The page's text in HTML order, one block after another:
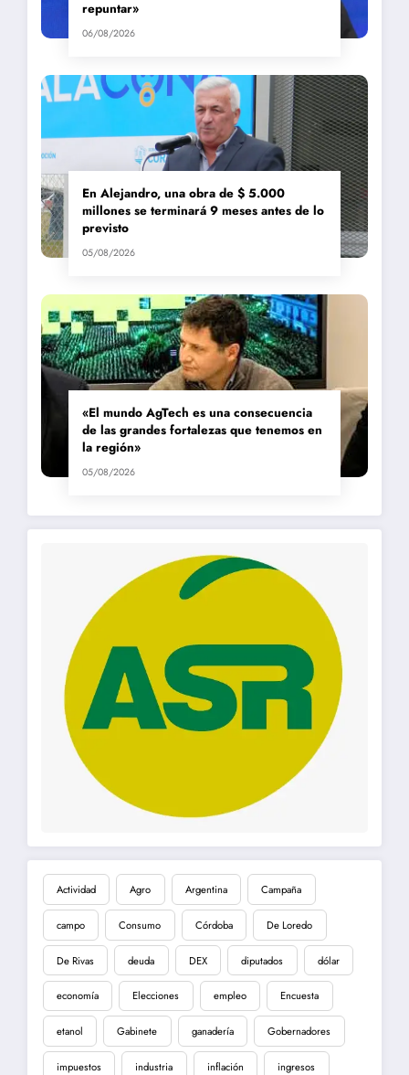
repuntar»
06/08/2026
En Alejandro, una obra de $ 5.000
millones se terminará 9 meses antes de lo
previsto
05/08/2026
«El mundo AgTech es una consecuencia
de las grandes fortalezas que tenemos en
la región»
05/08/2026
Actividad Agro Argentina Campaña
campo Consumo Córdoba De Loredo
De Rivas deuda DEX diputados dólar
economía Elecciones empleo Encuesta
etanol Gabinete ganadería Gobernadores
impuestos industria inflación ingresos